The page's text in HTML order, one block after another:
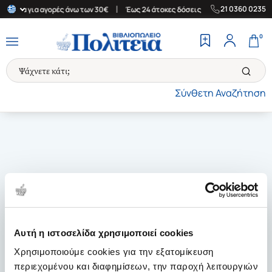
Αυτή η ιστοσελίδα χρησιμοποιεί cookies
Χρησιμοποιούμε cookies για την εξατομίκευση
περιεχομένου και διαφημίσεων, την παροχή λειτουργιών
για αγορές άνω των 30€ Έως 24 άτοκες δόσεις | Δωρεάν
21 0360 0235
Σύνθετη Αναζήτηση
0